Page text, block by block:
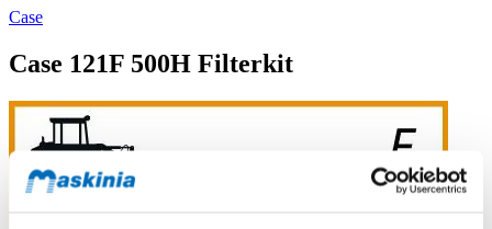
Case
Case 121F 500H Filterkit